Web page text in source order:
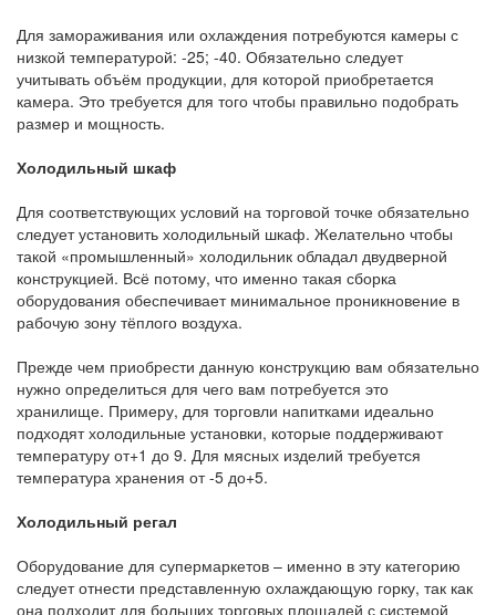
Для замораживания или охлаждения потребуются камеры с
низкой температурой: -25; -40. Обязательно следует
учитывать объём продукции, для которой приобретается
камера. Это требуется для того чтобы правильно подобрать
размер и мощность.
Холодильный шкаф
Для соответствующих условий на торговой точке обязательно
следует установить холодильный шкаф. Желательно чтобы
такой «промышленный» холодильник обладал двудверной
конструкцией. Всё потому, что именно такая сборка
оборудования обеспечивает минимальное проникновение в
рабочую зону тёплого воздуха.
Прежде чем приобрести данную конструкцию вам обязательно
нужно определиться для чего вам потребуется это
хранилище. Примеру, для торговли напитками идеально
подходят холодильные установки, которые поддерживают
температуру от+1 до 9. Для мясных изделий требуется
температура хранения от -5 до+5.
Холодильный регал
Оборудование для супермаркетов – именно в эту категорию
следует отнести представленную охлаждающую горку, так как
она подходит для больших торговых площадей с системой